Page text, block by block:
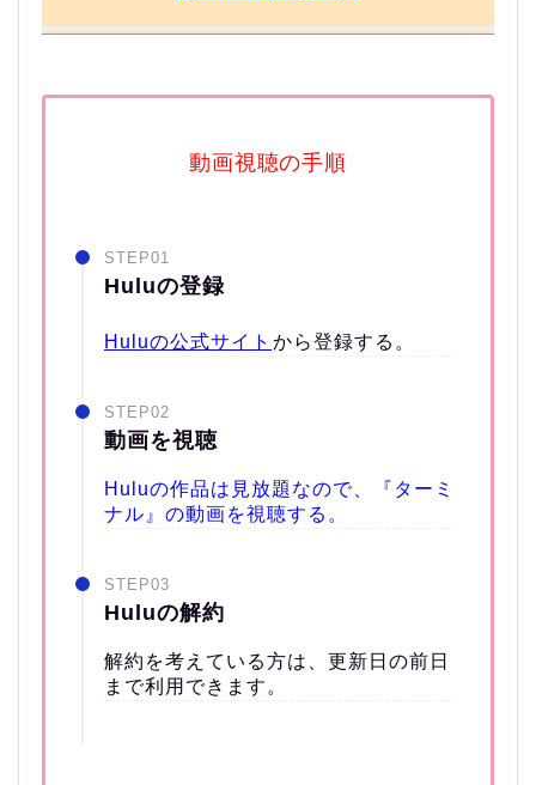
動画視聴の手順
STEP01
Huluの登録
Huluの公式サイト から登録する。
STEP02
動画を視聴
Huluの作品は見放題なので、『ターミ
ナル』の動画を視聴する。
STEP03
Huluの解約
解約を考えている方は、更新日の前日
まで利用できます。